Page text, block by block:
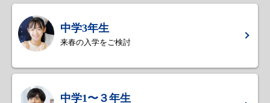
中学3年生
来春の入学をご検討
中学1〜３年生